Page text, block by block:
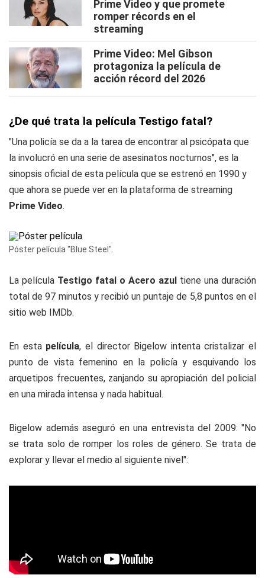
Prime Video y que promete
romper récords en el
streaming
Prime Video: Mel Gibson
protagoniza la película de
acción récord del 2026
¿De qué trata la película Testigo fatal?
"Una policía se da a la tarea de encontrar al psicópata que
la involucró en una serie de asesinatos nocturnos", es la
sinopsis oficial de esta película que se estrenó en 1990 y
que ahora se puede ver en la plataforma de streaming
Prime Video.
Póster película "Blue Steel".
La película Testigo fatal o Acero azul tiene una duración
total de 97 minutos y recibió un puntaje de 5,8 puntos en el
sitio web IMDb.
En esta película, el director Bigelow intenta cristalizar el
punto de vista femenino en la policía y esquivando los
arquetipos frecuentes, zanjando su apropiación del policial
en una mirada intensa y nada habitual.
Bigelow además aseguró en una entrevista del 2009: "No
se trata solo de romper los roles de género. Se trata de
explorar y llevar el medio al siguiente nivel":